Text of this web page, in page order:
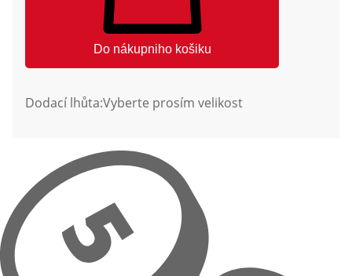
Do nákupniho košiku
Dodací lhůta:Vyberte prosím velikost